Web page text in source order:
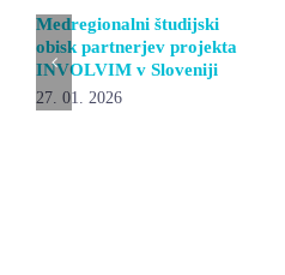
Medregionalni študijski
obisk partnerjev projekta
INVOLVIM v Sloveniji
27. 01. 2026